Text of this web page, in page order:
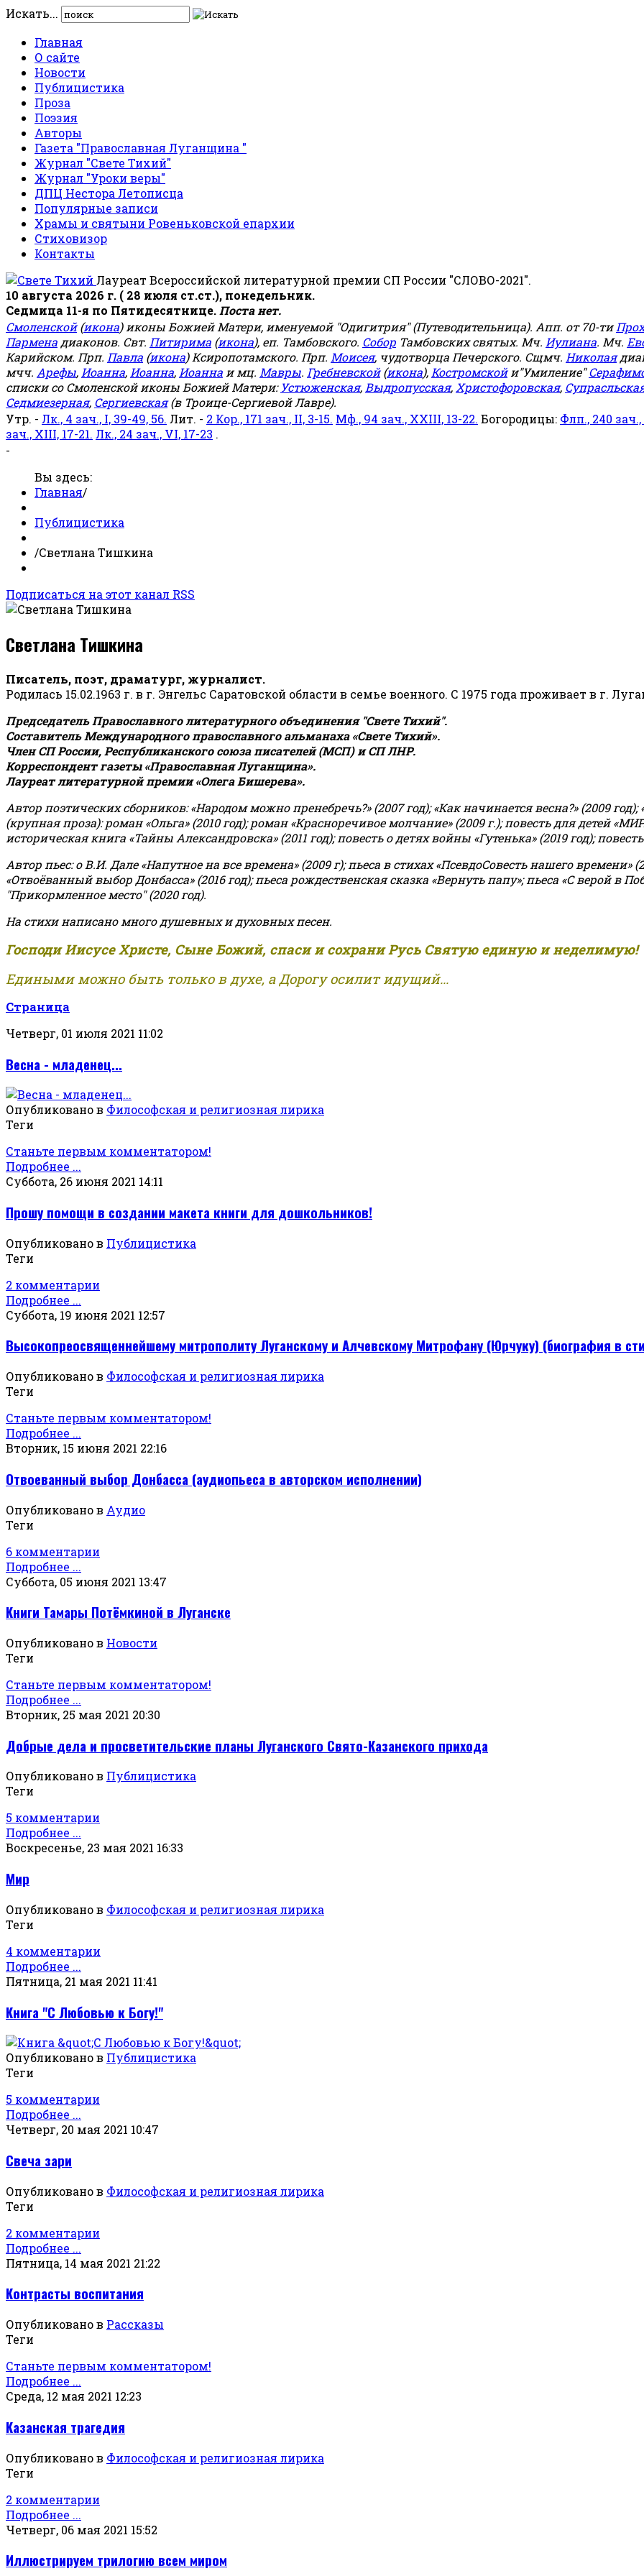
Искать...
Главная
О сайте
Новости
Публицистика
Проза
Поэзия
Авторы
Газета "Православная Луганщина "
Журнал "Свете Тихий"
Журнал "Уроки веры"
ДПЦ Нестора Летописца
Популярные записи
Храмы и святыни Ровеньковской епархии
Стиховизор
Контакты
Лауреат Всероссийской литературной премии СП России "СЛОВО-2021".
10 августа 2026 г. ( 28 июля ст.ст.), понедельник.
Седмица 11-я по Пятидесятнице. Поста нет.
Смоленской(икона) иконы Божией Матери, именуемой "Одигитрия" (Путеводительница). Апп. от 70-ти
Пармена диаконов. Свт. Питирима (икона), еп. Тамбовского. Собор Тамбовских святых. Мч. Иулиана. Мч.
Карийском. Прп. Павла (икона) Ксиропотамского. Прп. Моисея, чудотворца Печерского. Сщмч. Николая
мчч. Арефы, Иоанна, Иоанна, Иоанна и мц. Мавры. Гребневской(икона), Костромскойи"Умиление"
списки со Смоленской иконы Божией Матери: Устюженская, Выдропусская, Христофоровская,
Седмиезерная, Сергиевская(в Троице-Сергиевой Лавре).
Утр. - Лк., 4 зач., I, 39-49, 56. Лит. - 2 Кор., 171 зач., II, 3-15. Мф., 94 зач., XXIII, 13-22. Богородицы: Флп., 240 зач.,
зач., XIII, 17-21. Лк., 24 зач., VI, 17-23 .
-
Вы здесь:
Главная/
Публицистика
/Светлана Тишкина
Подписаться на этот канал RSS
Светлана Тишкина
Писатель, поэт, драматург, журналист.
Родилась 15.02.1963 г. в г. Энгельс Саратовской области в семье военного. С 1975 года проживает в г.
Председатель Православного литературного объединения "Свете Тихий".
Составитель Международного православного альманаха «Свете Тихий».
Член СП России, Республиканского союза писателей (МСП) и СП ЛНР.
Корреспондент газеты «Православная Луганщина».
Лауреат литературной премии «Олега Бишерева».
Автор поэтических сборников: «Народом можно пренебречь?» (2007 год); «Как начинается весна?» (2009
(крупная проза): роман «Ольга» (2010 год); роман «Красноречивое молчание» (2009 г.); повесть для детей
историческая книга «Тайны Александровска» (2011 год); повесть о детях войны «Гутенька» (2019 год);
Автор пьес: о В.И. Дале «Напутное на все времена» (2009 г); пьеса в стихах «ПсевдоСовесть нашего времени»
«Отвоёванный выбор Донбасса» (2016 год); пьеса рождественская сказка «Вернуть папу»; пьеса «С верой в
"Прикормленное место" (2020 год).
На стихи написано много душевных и духовных песен.
Господи Иисусе Христе, Сыне Божий, спаси и сохрани Русь Святую единую и неделимую!
Едиными можно быть только в духе, а Дорогу осилит идущий...
Страница
Четверг, 01 июля 2021 11:02
Весна - младенец...
Опубликовано в Философская и религиозная лирика
Теги
Станьте первым комментатором!
Подробнее ...
Суббота, 26 июня 2021 14:11
Прошу помощи в создании макета книги для дошкольников!
Опубликовано в Публицистика
Теги
2 комментарии
Подробнее ...
Суббота, 19 июня 2021 12:57
Высокопреосвященнейшему митрополиту Луганскому и Алчевскому Митрофану (Юрчуку) (биография в
Опубликовано в Философская и религиозная лирика
Теги
Станьте первым комментатором!
Подробнее ...
Вторник, 15 июня 2021 22:16
Отвоеванный выбор Донбасса (аудиопьеса в авторском исполнении)
Опубликовано в Аудио
Теги
6 комментарии
Подробнее ...
Суббота, 05 июня 2021 13:47
Книги Тамары Потёмкиной в Луганске
Опубликовано в Новости
Теги
Станьте первым комментатором!
Подробнее ...
Вторник, 25 мая 2021 20:30
Добрые дела и просветительские планы Луганского Свято-Казанского прихода
Опубликовано в Публицистика
Теги
5 комментарии
Подробнее ...
Воскресенье, 23 мая 2021 16:33
Мир
Опубликовано в Философская и религиозная лирика
Теги
4 комментарии
Подробнее ...
Пятница, 21 мая 2021 11:41
Книга "С Любовью к Богу!"
Опубликовано в Публицистика
Теги
5 комментарии
Подробнее ...
Четверг, 20 мая 2021 10:47
Свеча зари
Опубликовано в Философская и религиозная лирика
Теги
2 комментарии
Подробнее ...
Пятница, 14 мая 2021 21:22
Контрасты воспитания
Опубликовано в Рассказы
Теги
Станьте первым комментатором!
Подробнее ...
Среда, 12 мая 2021 12:23
Казанская трагедия
Опубликовано в Философская и религиозная лирика
Теги
2 комментарии
Подробнее ...
Четверг, 06 мая 2021 15:52
Иллюстрируем трилогию всем миром